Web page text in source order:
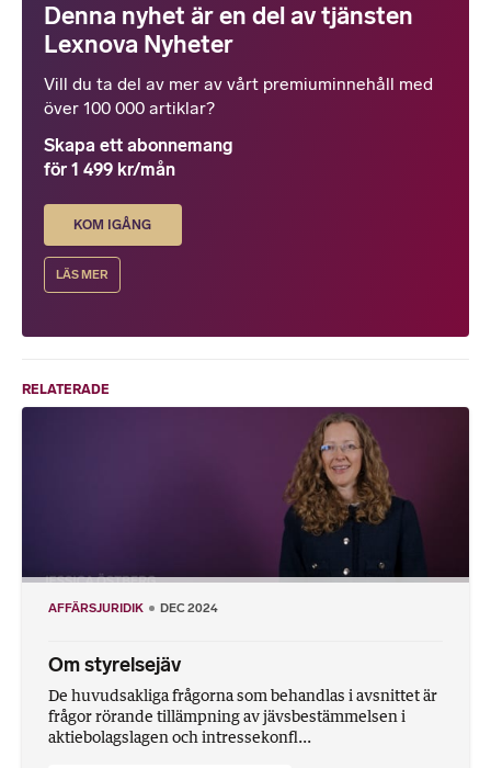
Denna nyhet är en del av tjänsten
Lexnova Nyheter
Vill du ta del av mer av vårt premiuminnehåll med
över 100 000 artiklar?
Skapa ett abonnemang
för 1 499 kr/mån
KOM IGÅNG
LÄS MER
RELATERADE
AFFÄRSJURIDIK DEC 2024
Om styrelsejäv
De huvudsakliga frågorna som behandlas i avsnittet är
frågor rörande tillämpning av jävsbestämmelsen i
aktiebolagslagen och intressekonfl...